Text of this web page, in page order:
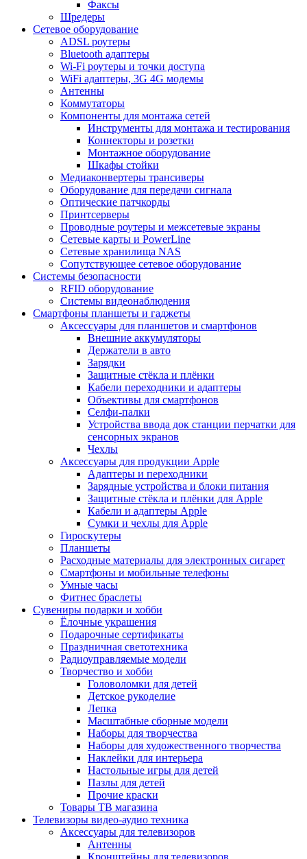
Факсы
Шредеры
Сетевое оборудование
ADSL роутеры
Bluetooth адаптеры
Wi-Fi роутеры и точки доступа
WiFi адаптеры, 3G 4G модемы
Антенны
Коммутаторы
Компоненты для монтажа сетей
Инструменты для монтажа и тестирования
Коннекторы и розетки
Монтажное оборудование
Шкафы стойки
Медиаконвертеры трансиверы
Оборудование для передачи сигнала
Оптические патчкорды
Принтсерверы
Проводные роутеры и межсетевые экраны
Сетевые карты и PowerLine
Сетевые хранилища NAS
Сопутствующее сетевое оборудование
Системы безопасности
RFID оборудование
Системы видеонаблюдения
Смартфоны планшеты и гаджеты
Аксессуары для планшетов и смартфонов
Внешние аккумуляторы
Держатели в авто
Зарядки
Защитные стёкла и плёнки
Кабели переходники и адаптеры
Объективы для смартфонов
Селфи-палки
Устройства ввода док станции перчатки для
сенсорных экранов
Чехлы
Аксессуары для продукции Apple
Адаптеры и переходники
Зарядные устройства и блоки питания
Защитные стёкла и плёнки для Apple
Кабели и адаптеры Apple
Сумки и чехлы для Apple
Гироскутеры
Планшеты
Расходные материалы для электронных сигарет
Смартфоны и мобильные телефоны
Умные часы
Фитнес браслеты
Сувениры подарки и хобби
Ёлочные украшения
Подарочные сертификаты
Праздничная светотехника
Радиоуправляемые модели
Творчество и хобби
Головоломки для детей
Детское рукоделие
Лепка
Масштабные сборные модели
Наборы для творчества
Наборы для художественного творчества
Наклейки для интерьера
Настольные игры для детей
Пазлы для детей
Прочие краски
Товары ТВ магазина
Телевизоры видео-аудио техника
Аксессуары для телевизоров
Антенны
Кронштейны для телевизоров